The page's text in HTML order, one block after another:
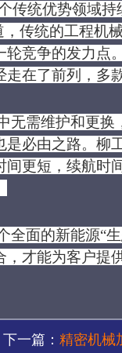
传统优势领域
，传统的工程机
竞争的发力点
在了前列，多
无需维护和更
必由之路。柳
更短，续航时
全面的新能源“
才能为客户提
下一篇： 精密机械